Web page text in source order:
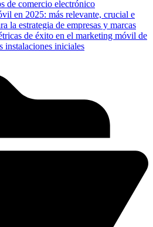
de comercio electrónico
en 2025: más relevante, crucial e
la estrategia de empresas y marcas
de éxito en el marketing móvil de
instalaciones iniciales